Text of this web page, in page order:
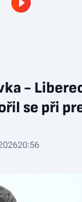
-
se při
20:56